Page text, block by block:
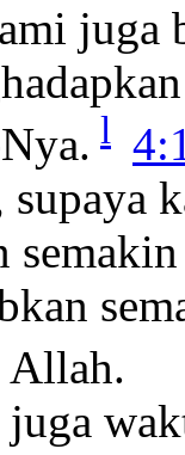
juga
l
Allah.